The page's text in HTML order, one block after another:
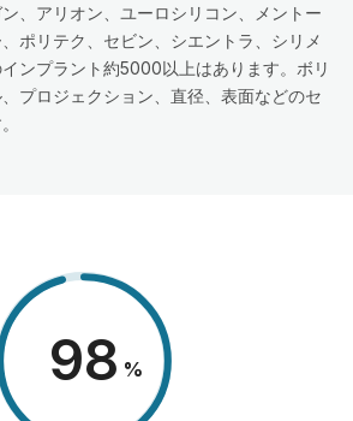
、アリオン、ユーロシリコン、メントー
ポリテク、セビン、シエントラ、シリメ
ンプラント約5000以上はあります。ボリ
プロジェクション、直径、表面などのセ
98 %